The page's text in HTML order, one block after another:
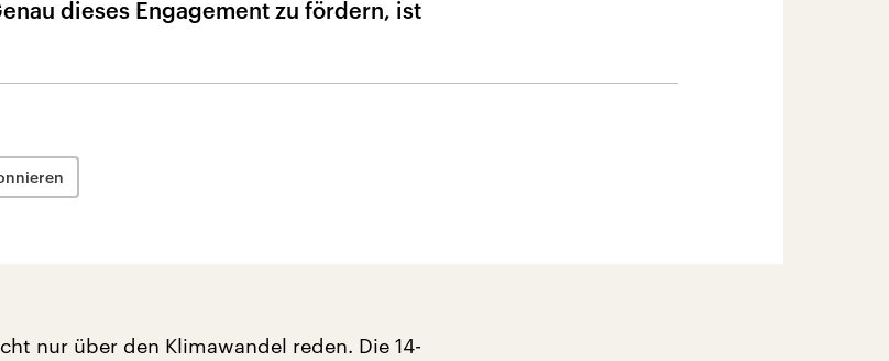
dieses Engagement zu fördern, ist
nur über den Klimawandel reden. Die 14-